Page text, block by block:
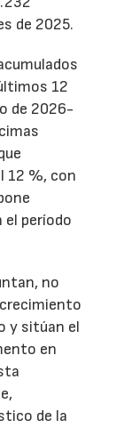
de 2025.
12
de 2026-
12 %, con
el período
no
y sitúan el
en
de la